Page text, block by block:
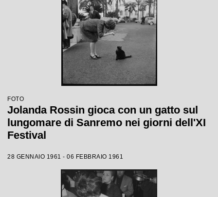
FOTO
Jolanda Rossin gioca con un gatto sul
lungomare di Sanremo nei giorni dell'XI
Festival
28 GENNAIO 1961 - 06 FEBBRAIO 1961